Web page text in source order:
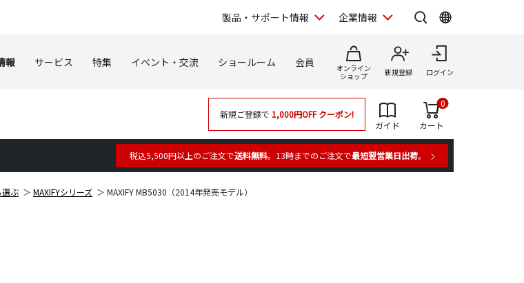
製品・サポート情報 企業情報
報 サービス 特集 イベント・交流 ショールーム 会員
オンライン
ショップ
新規登録 ログイン
新規ご登録で 1,000円OFFクーポン!
ガイド
カート
0
税込5,500円以上のご注文で送料無料。13時までのご注文で最短翌営業日出荷。
選ぶ MAXIFYシリーズ MAXIFY MB5030（2014年発売モデル）